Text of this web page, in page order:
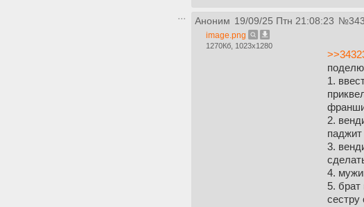
Аноним 19/09/25 Птн 21:08:23 №
image.png
1270Кб, 1023x1280
1.
2.
3.
4.
5. брат
сестру